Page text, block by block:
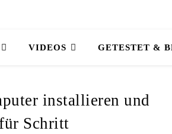
VIDEOS GETESTET &
installieren und
Schritt